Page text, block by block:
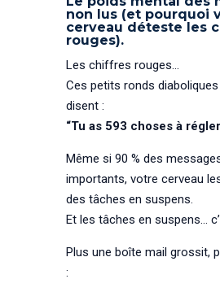
non lus (et pourquoi
cerveau déteste les
rouges).
Les chiffres rouges…
Ces petits ronds
disent :
“Tu as 593 choses à
Même si 90 % des
importants, votre cerveau
des tâches en suspens.
Et les tâches en suspens…
Plus une boîte mail grossit,
: